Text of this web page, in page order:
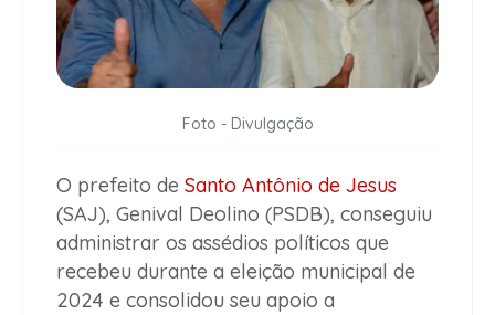
Foto - Divulgação
O prefeito de Santo Antônio de Jesus
(SAJ), Genival Deolino (PSDB), conseguiu
administrar os assédios políticos que
recebeu durante a eleição municipal de
2024 e consolidou seu apoio a